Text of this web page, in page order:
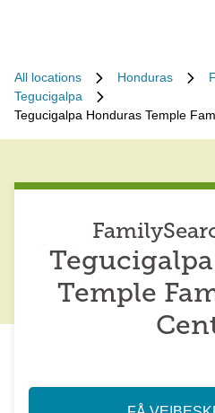
All locations Honduras
Tegucigalpa
Tegucigalpa Honduras Temple
Temple